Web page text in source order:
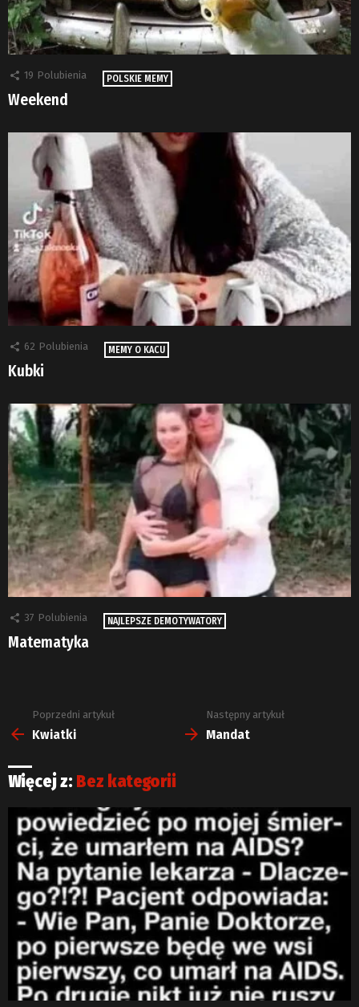
19 Polubienia POLSKIE MEMY
Weekend
62 Polubienia MEMY O KACU
Kubki
37 Polubienia NAJLEPSZE DEMOTYWATORY
Matematyka
Zobacz
więcej
Poprzedni artykuł
Kwiatki
Następny artykuł
Mandat
Więcej z: Bez kategorii